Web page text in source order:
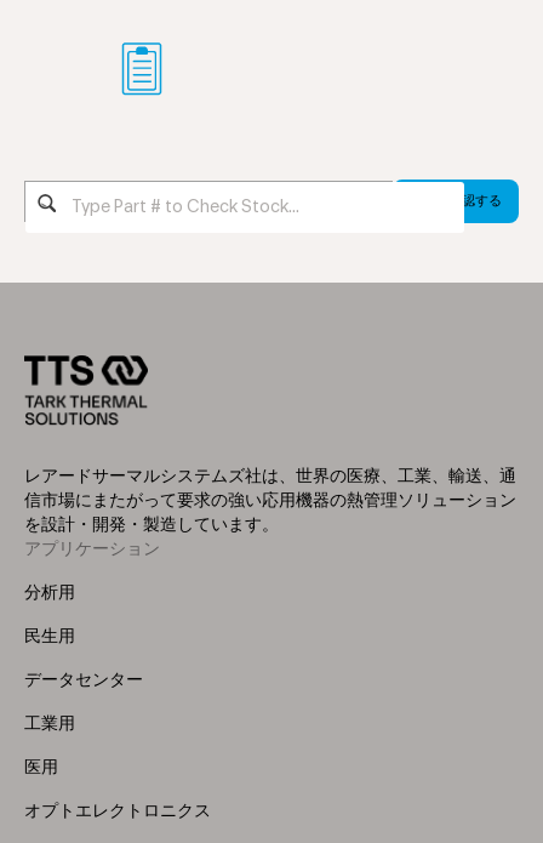
レアードサーマルシステムズ社は、世界の医療、工業、輸送、通
信市場にまたがって要求の強い応用機器の熱管理ソリューション
を設計・開発・製造しています。
Footer
Menu
アプリケーション
分析用
民生用
データセンター
工業用
医用
オプトエレクトロニクス